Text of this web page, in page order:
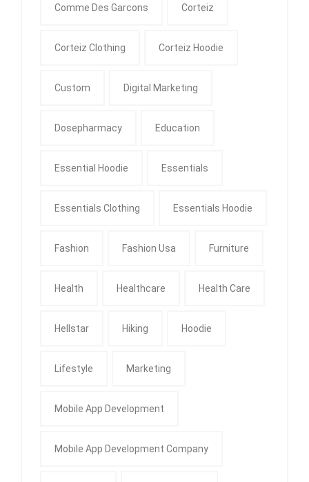
Comme Des Garcons Corteiz
Corteiz Clothing Corteiz Hoodie
Custom Digital Marketing
Dosepharmacy Education
Essential Hoodie Essentials
Essentials Clothing Essentials Hoodie
Fashion Fashion Usa Furniture
Health Healthcare Health Care
Hellstar Hiking Hoodie
Lifestyle Marketing
Mobile App Development
Mobile App Development Company